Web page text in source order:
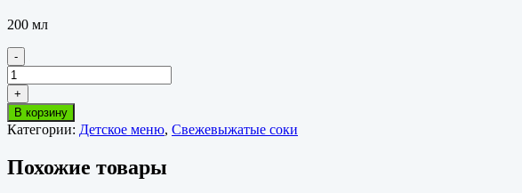
200 мл
-
Количество
товара
Свежевыжатый
Грейпфрутовый
сок
+
В корзину
Категории: Детское меню, Свежевыжатые соки
Похожие товары